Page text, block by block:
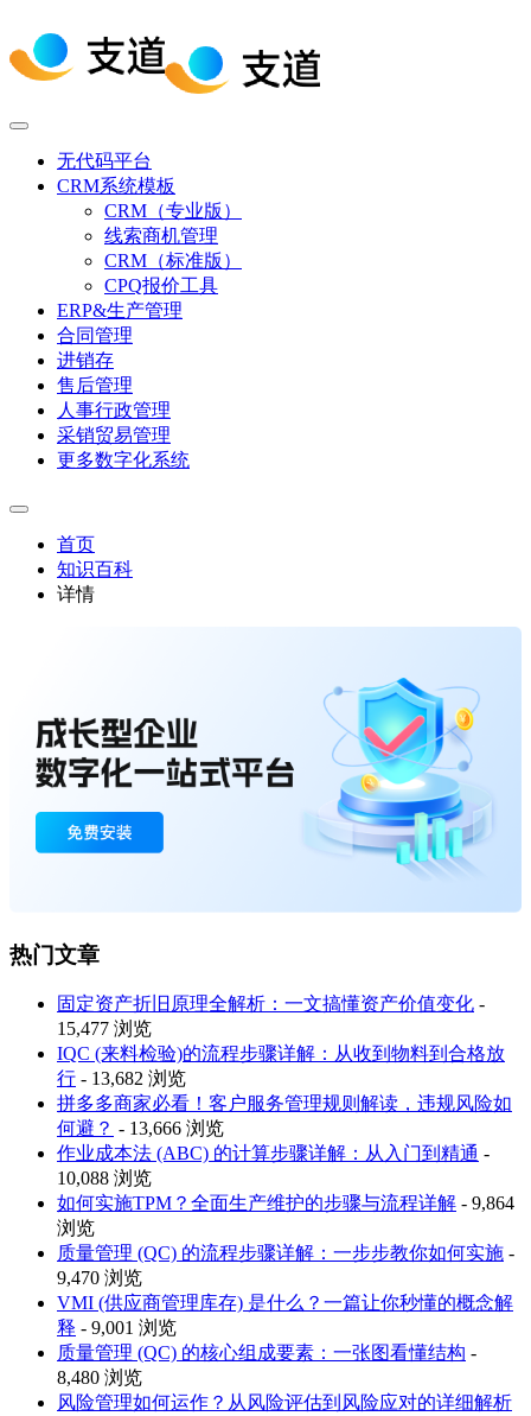
无代码平台
CRM系统模板
CRM（专业版）
线索商机管理
CRM（标准版）
CPQ报价工具
ERP&生产管理
合同管理
进销存
售后管理
人事行政管理
采销贸易管理
更多数字化系统
首页
知识百科
详情
热门文章
固定资产折旧原理全解析：一文搞懂资产价值变化 -
15,477 浏览
IQC (来料检验)的流程步骤详解：从收到物料到合格放
行 - 13,682 浏览
拼多多商家必看！客户服务管理规则解读，违规风险如
何避？ - 13,666 浏览
作业成本法 (ABC) 的计算步骤详解：从入门到精通 -
10,088 浏览
如何实施TPM？全面生产维护的步骤与流程详解 - 9,864
浏览
质量管理 (QC) 的流程步骤详解：一步步教你如何实施 -
9,470 浏览
VMI (供应商管理库存) 是什么？一篇让你秒懂的概念解
释 - 9,001 浏览
质量管理 (QC) 的核心组成要素：一张图看懂结构 -
8,480 浏览
风险管理如何运作？从风险评估到风险应对的详细解析